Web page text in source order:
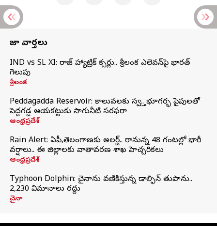
తాజా వార్తలు
IND vs SL XI: సిరాజ్‌ హ్యాట్రిక్‌ సిక్సర్లు.. శ్రీలంక ఎలెవన్‌పై భారత్‌
గెలుపు
శ్రీలంక
Peddagadda Reservoir: కాలువలకు స్వస్తి.. భూగర్భ పైపులతో
పెద్దగడ్డ ఆయకట్టుకు సాగునీటి సరఫరా
ఆంధ్రప్రదేశ్
Rain Alert: ఏపీ,తెలంగాణకు అలర్ట్.. రానున్న 48 గంటల్లో భారీ
వర్షాలు.. ఈ జిల్లాలకు వాతావరణ శాఖ హెచ్చరికలు
ఆంధ్రప్రదేశ్
Typhoon Dolphin: చైనాను వణికిస్తున్న డాల్ఫిన్‌ తుపాను..
2,230 విమానాలు రద్దు
చైనా